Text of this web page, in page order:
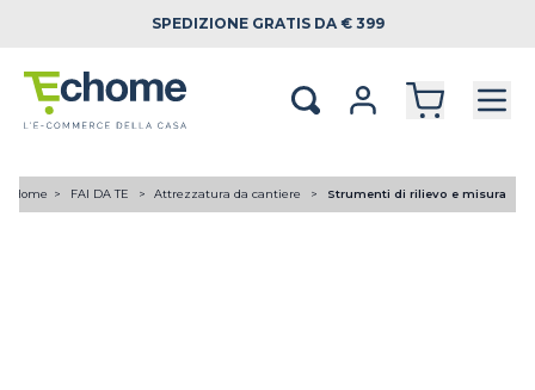
SPEDIZIONE GRATIS DA € 399
Home FAI DA TE Attrezzatura da cantiere Strumenti di rilievo e misura